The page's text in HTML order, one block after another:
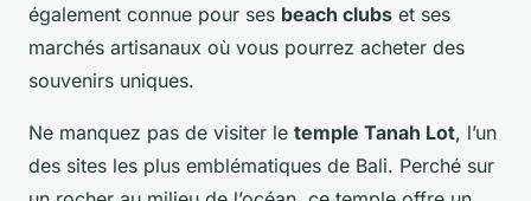
également connue pour ses beach clubs et ses
marchés artisanaux où vous pourrez acheter des
souvenirs uniques.
Ne manquez pas de visiter le temple Tanah Lot, l’un
des sites les plus emblématiques de Bali. Perché sur